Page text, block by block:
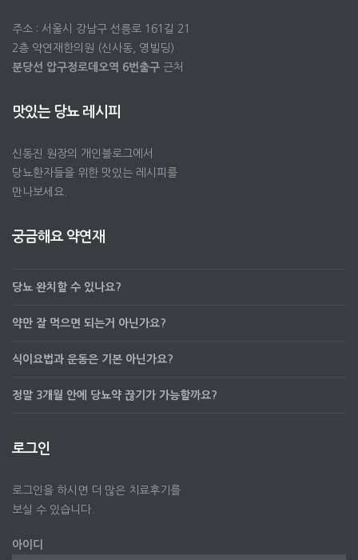
주소 : 서울시 강남구 선릉로 161길 21
2층 약연재한의원 (신사동, 영빌딩)
분당선 압구정로데오역 6번출구 근처
맛있는 당뇨 레시피
신동진 원장의 개인블로그에서
당뇨환자들을 위한 맛있는 레시피를
만나보세요.
궁금해요 약연재
당뇨 완치할 수 있나요?
약만 잘 먹으면 되는거 아닌가요?
식이요법과 운동은 기본 아닌가요?
정말 3개월 안에 당뇨약 끊기가 가능할까요?
로그인
로그인을 하시면 더 많은 치료후기를
보실 수 있습니다.
아이디